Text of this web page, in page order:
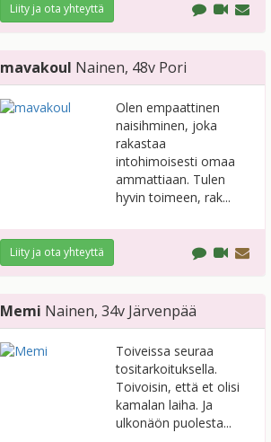
Liity ja ota yhteyttä
mavakoul Nainen, 48v Pori
Olen empaattinen
naisihminen, joka
rakastaa
intohimoisesti omaa
ammattiaan. Tulen
hyvin toimeen, rak...
Liity ja ota yhteyttä
Memi Nainen, 34v Järvenpää
Toiveissa seuraa
tositarkoituksella.
Toivoisin, että et olisi
kamalan laiha. Ja
ulkonäön puolesta...